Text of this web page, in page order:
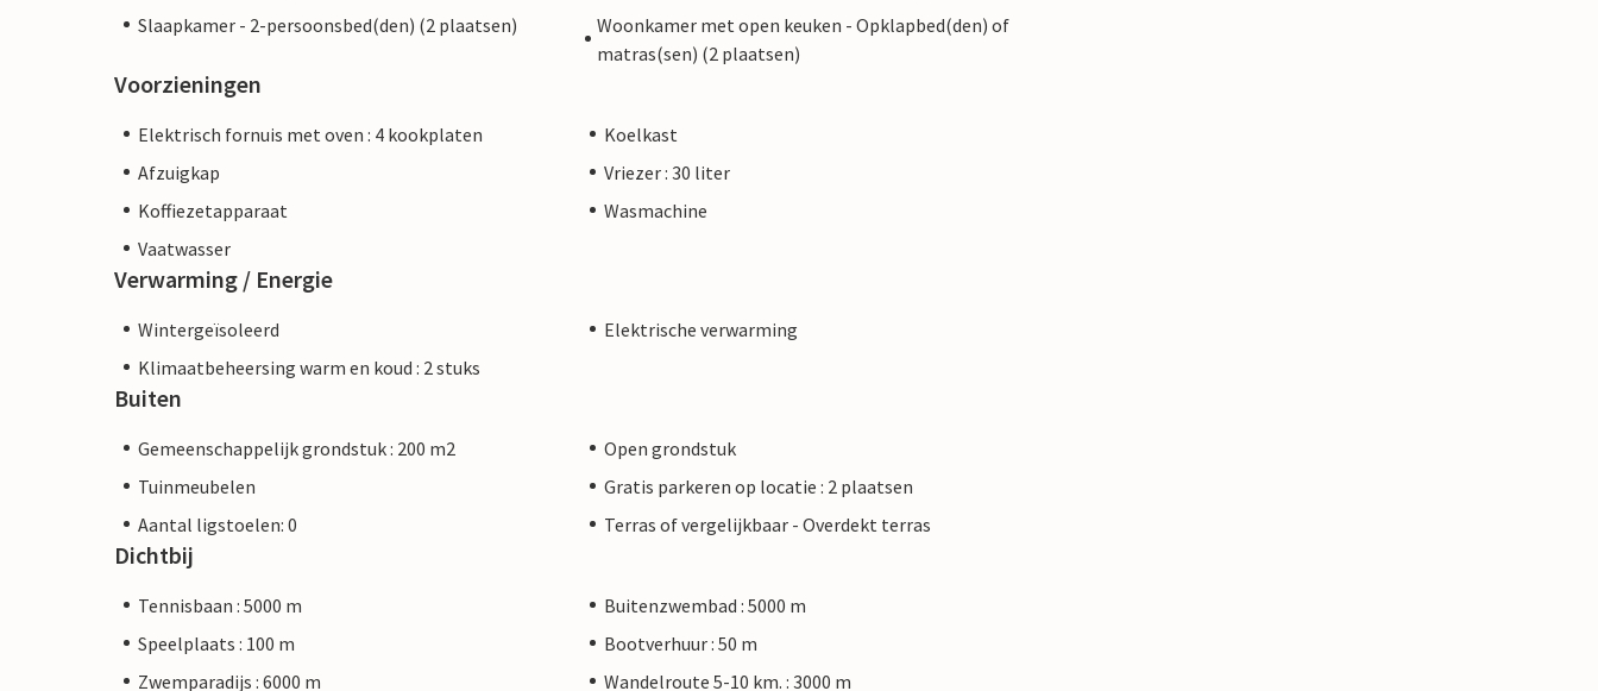
Slaapkamer - 2-persoonsbed(den) (2 plaatsen)
Woonkamer met open keuken - Opklapbed(den) of
matras(sen) (2 plaatsen)
Voorzieningen
Elektrisch fornuis met oven : 4 kookplaten
Koelkast
Afzuigkap
Vriezer : 30 liter
Koffiezetapparaat
Wasmachine
Vaatwasser
Verwarming / Energie
Wintergeïsoleerd
Elektrische verwarming
Klimaatbeheersing warm en koud : 2 stuks
Buiten
Gemeenschappelijk grondstuk : 200 m2
Open grondstuk
Tuinmeubelen
Gratis parkeren op locatie : 2 plaatsen
Aantal ligstoelen: 0
Terras of vergelijkbaar - Overdekt terras
Dichtbij
Tennisbaan : 5000 m
Buitenzwembad : 5000 m
Speelplaats : 100 m
Bootverhuur : 50 m
Zwemparadijs : 6000 m
Wandelroute 5-10 km. : 3000 m